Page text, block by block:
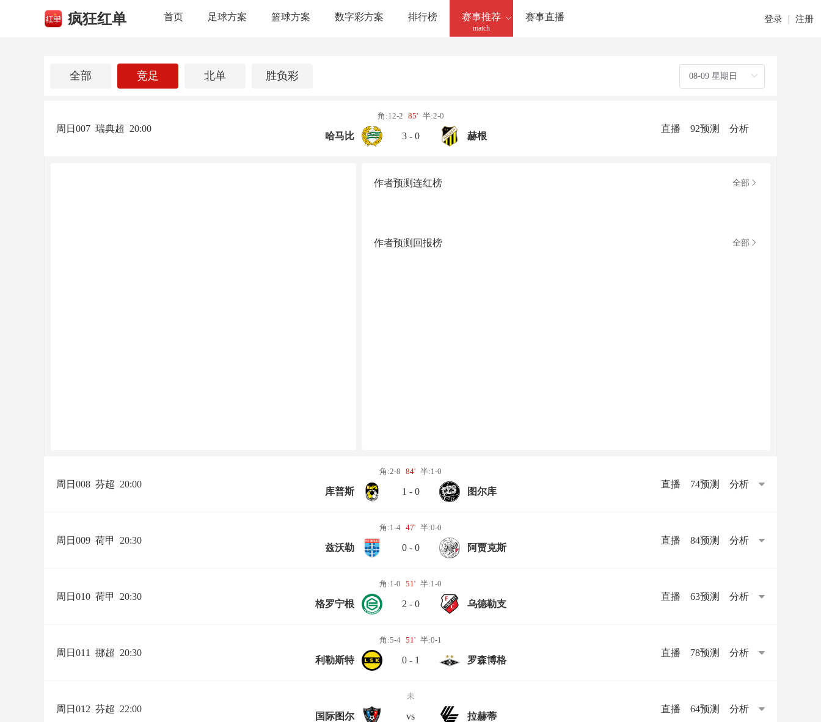
疯狂红单 首页 足球方案 篮球方案 数字彩方案 排行榜 赛事推荐
match
赛事直播 登录 注册
全部 竞足 北单 胜负彩
周日007 瑞典超 20:00
角:12-2 85' 半:2-0
哈马比 3 - 0 赫根
直播 92预测 分析
作者预测连红榜 全部
作者预测回报榜 全部
周日008 芬超 20:00
角:2-8 84' 半:1-0
库普斯 1 - 0 图尔库
直播 74预测 分析
周日009 荷甲 20:30
角:1-4 47' 半:0-0
兹沃勒 0 - 0 阿贾克斯
直播 84预测 分析
周日010 荷甲 20:30
角:1-0 51' 半:1-0
格罗宁根 2 - 0 乌德勒支
直播 63预测 分析
周日011 挪超 20:30
角:5-4 51' 半:0-1
利勒斯特 0 - 1 罗森博格
直播 78预测 分析
周日012 芬超 22:00
未
国际图尔 vs 拉赫蒂
直播 64预测 分析